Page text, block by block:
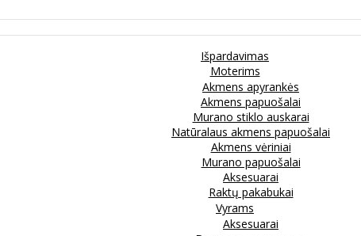
Išpardavimas
Moterims
Akmens apyrankės
Akmens papuošalai
Murano stiklo auskarai
Natūralaus akmens papuošalai
Akmens vėriniai
Murano papuošalai
Aksesuarai
Raktų pakabukai
Vyrams
Aksesuarai